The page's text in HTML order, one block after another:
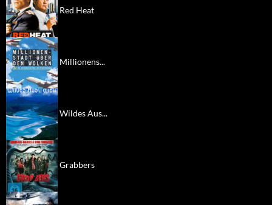
Red Heat
Millionens...
Wildes Aus...
Grabbers